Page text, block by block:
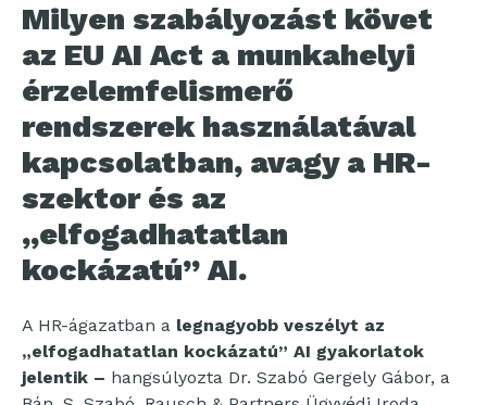
Milyen szabályozást követ
az EU AI Act a munkahelyi
érzelemfelismerő
rendszerek használatával
kapcsolatban, avagy a HR-
szektor és az
„elfogadhatatlan
kockázatú” AI.
A HR-ágazatban a legnagyobb veszélyt az
„elfogadhatatlan kockázatú” AI gyakorlatok
jelentik – hangsúlyozta Dr. Szabó Gergely Gábor, a